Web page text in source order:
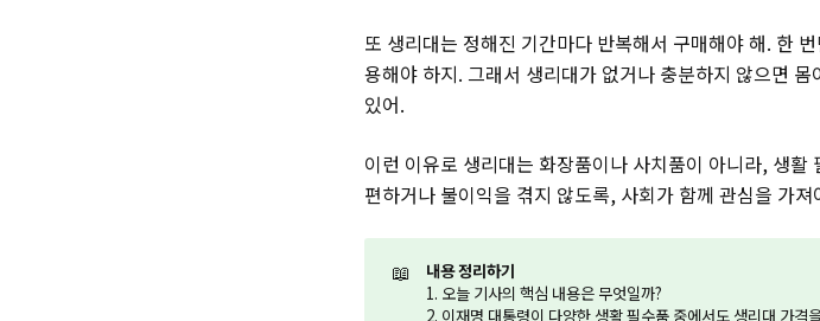
또 생리대는 정해진 기간마다 반복해서 구매해야 해. 한
용해야 하지. 그래서 생리대가 없거나 충분하지 않으면
있어.
이런 이유로 생리대는 화장품이나 사치품이 아니라, 생
편하거나 불이익을 겪지 않도록, 사회가 함께 관심을 가
📖
내용 정리하기
1. 오늘 기사의 핵심 내용은 무엇일까?
2. 이재명 대통령이 다양한 생활 필수품 중에서도 생리대 가격